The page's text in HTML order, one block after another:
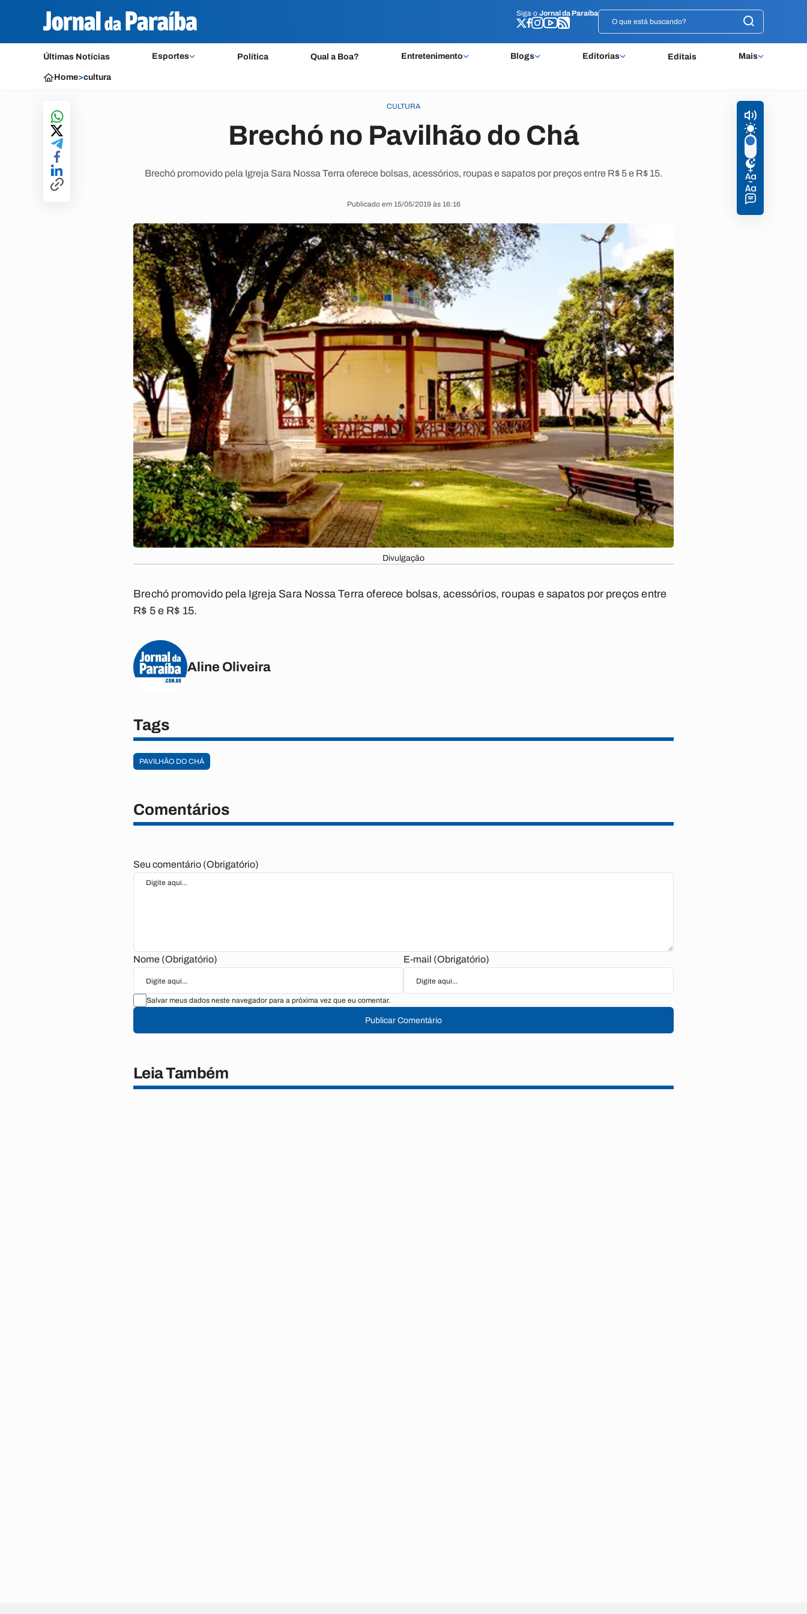
Siga o Jornal da Paraíba
Últimas Notícias Esportes Política Qual a Boa? Entretenimento Blogs Editorias Editais Mais
Siga o Jornal da Paraíba
Home>cultura
CULTURA
Brechó no Pavilhão do Chá
Brechó promovido pela Igreja Sara Nossa Terra oferece bolsas, acessórios, roupas e sapatos por preços entre R$ 5 e R$ 15.
Publicado em 15/05/2019 às 16:16
Divulgação
Brechó promovido pela Igreja Sara Nossa Terra oferece bolsas, acessórios, roupas e sapatos por preços entre
R$ 5 e R$ 15.
Aline Oliveira
Tags
PAVILHÃO DO CHÁ
Comentários
Seu comentário (Obrigatório)
Nome (Obrigatório) E-mail (Obrigatório)
Salvar meus dados neste navegador para a próxima vez que eu comentar.
Publicar Comentário
Leia Também